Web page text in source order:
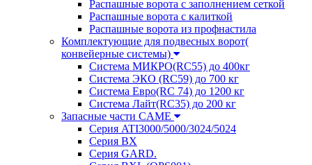
Распашные ворота с заполнением сеткой
Распашные ворота с калиткой
Распашные ворота из профнастила
Комплектующие для подвесных ворот(
конвейерные системы)
Система МИКРО(RC55) до 400кг
Система ЭКО (RC59) до 700 кг
Система Евро(RC 74) до 1200 кг
Система Лайт(RC35) до 200 кг
Запасные части CAME
Серия ATI3000/5000/3024/5024
Серия BX
Серия GARD.